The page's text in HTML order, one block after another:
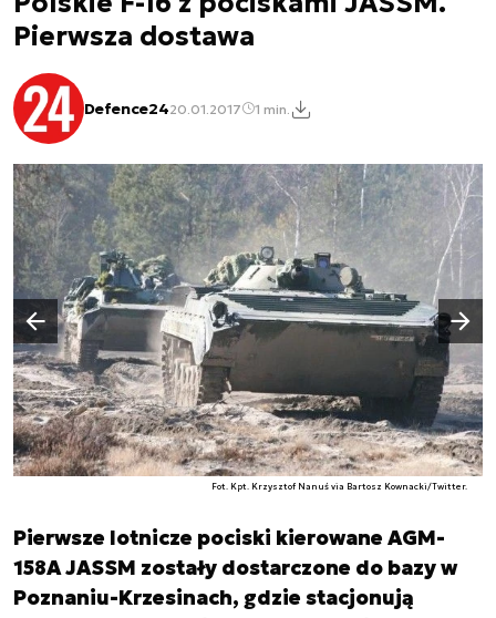
Pierwsza dostawa
Defence2420.01.2017 1 min.
Fot. Kpt. Krzysztof Nanuś via Bartosz Kownacki/Twitter.
Poprzedni slajd
Następny slajd
Pierwsze lotnicze pociski kierowane AGM-
158A JASSM zostały dostarczone do bazy w
Poznaniu-Krzesinach, gdzie stacjonują